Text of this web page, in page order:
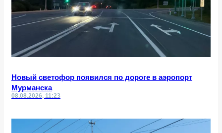
Новый светофор появился по дороге в аэропорт
Мурманска
08.08.2026, 11:23